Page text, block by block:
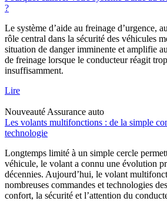
?
Le système d’aide au freinage d’urgence,
rôle central dans la sécurité des véhicules
situation de danger imminente et amplifie
de freinage lorsque le conducteur réagit
insuffisamment.
Lire
Nouveauté Assurance auto
Les volants multifonctions : de la simple
technologie
Longtemps limité à un simple cercle
véhicule, le volant a connu une évolution
décennies. Aujourd’hui, le volant
nombreuses commandes et technologies
confort, la sécurité et l’attention du